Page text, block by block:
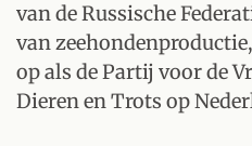
van de Russische
van
op als de Partij voor de
Dieren en Trots op